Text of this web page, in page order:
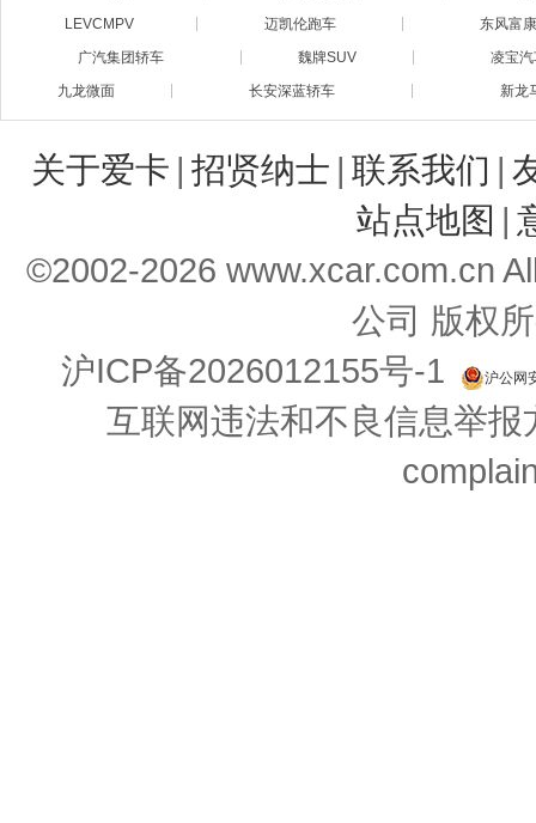
LEVCMPV
迈凯伦跑车
东风富
广汽集团轿车
魏牌SUV
凌宝
九龙微面
长安深蓝轿车 新龙
关于爱卡 | 招贤纳士 | 联系我们 |
站点地图 |
©2002-2026 www.xcar.com.cn
公司 版权
沪ICP备2026012155号-1
沪公网
互联网违法和不良信息举